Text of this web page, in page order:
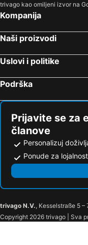
trivago kao omiljeni izvor na
Kompanija
Naši proizvodi
Uslovi i politike
Podrška
Prijavite se za
članove
Personalizuj
Ponude za
trivago N.V., Kesselstraße 5 –
Copyright 2026 trivago | Sva